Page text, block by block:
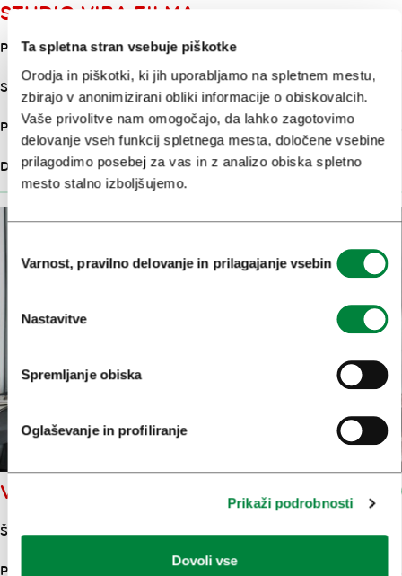
Ta spletna stran vsebuje piškotke
Orodja in piškotki, ki jih uporabljamo na spletnem mestu,
zbirajo v anonimizirani obliki informacije o obiskovalcih.
Vaše privolitve nam omogočajo, da lahko zagotovimo
delovanje vseh funkcij spletnega mesta, določene vsebine
prilagodimo posebej za vas in z analizo obiska spletno
mesto stalno izboljšujemo.
soglasja
Varnost, pravilno delovanje in prilagajanje vsebin
Nastavitve
Spremljanje obiska
Oglaševanje in profiliranje
Prikaži podrobnosti
Dovoli vse
STUDIO VIBA FILMA
Postavitev razred
Sprejem 600
Površina
Dvorane
VANDER URBANI RESORT
Število hotelskih sob 16
Postavitev kino